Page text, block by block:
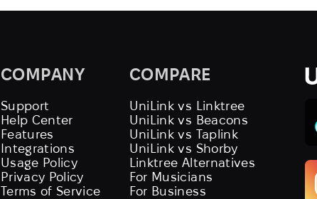
COMPANY
Support
Help Center
Features
Integrations
Usage Policy
Privacy Policy
Terms of Service
COMPARE
UniLink vs Linktree
UniLink vs Beacons
UniLink vs Taplink
UniLink vs Shorby
Linktree Alternatives
For Musicians
For Business